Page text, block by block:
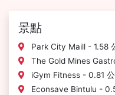
景點
Park City Maill - 1.58
The Gold Mines
iGym Fitness - 0.81
Econsave Bintulu -